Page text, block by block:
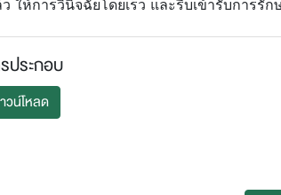
ให้การวินิจฉัยโดยเร็ว และรีบเข้ารับการรัก
ประกอบ
วน์โหลด